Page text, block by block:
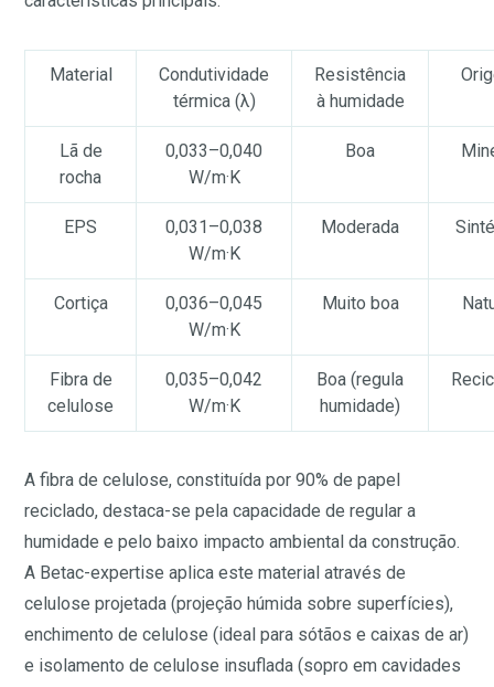
Material
Condutividade
térmica (λ)
Resistência
à humidade
Lã de
rocha
0,033–0,040
W/m·K
Boa
EPS
0,031–0,038
W/m·K
Moderada
Cortiça
0,036–0,045
W/m·K
Muito boa
Fibra de
celulose
0,035–0,042
W/m·K
Boa (regula
humidade)
A fibra de celulose, constituída por 90% de papel
reciclado, destaca-se pela capacidade de regular a
humidade e pelo baixo impacto ambiental da construção.
A Betac-expertise aplica este material através de
celulose projetada (projeção húmida sobre superfícies),
enchimento de celulose (ideal para sótãos e caixas de ar)
e isolamento de celulose insuflada (sopro em cavidades